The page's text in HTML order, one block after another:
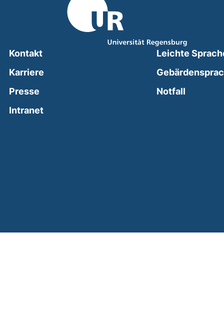
Kontakt
Karriere
Presse
Intranet(external link, opens in a new window)
Leichte
Notfall